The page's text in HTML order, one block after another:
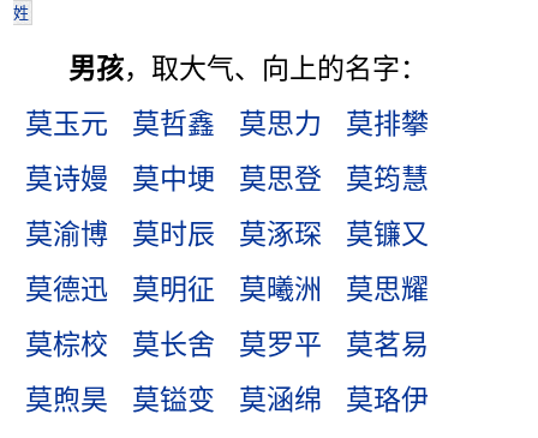
姓
男孩，取大气、向上的名字：
莫玉元
莫哲鑫 莫思力
莫排攀
莫诗嫚
莫中埂 莫思登
莫筠慧
莫渝博
莫时辰 莫涿琛
莫镰又
莫德迅
莫明征 莫曦洲
莫思耀
莫棕校
莫长舍 莫罗平
莫茗易
莫煦昊
莫镒变 莫涵绵
莫珞伊